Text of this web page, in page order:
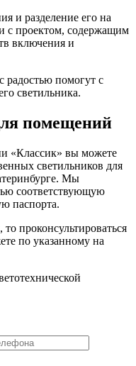
и разделение его на
с проектом, содержащим
включения и
радостью помогут с
светильника.
помещений
«Классик» вы можете
светильников для
Мы
соответствующую
паспорта.
проконсультироваться
по указанному на